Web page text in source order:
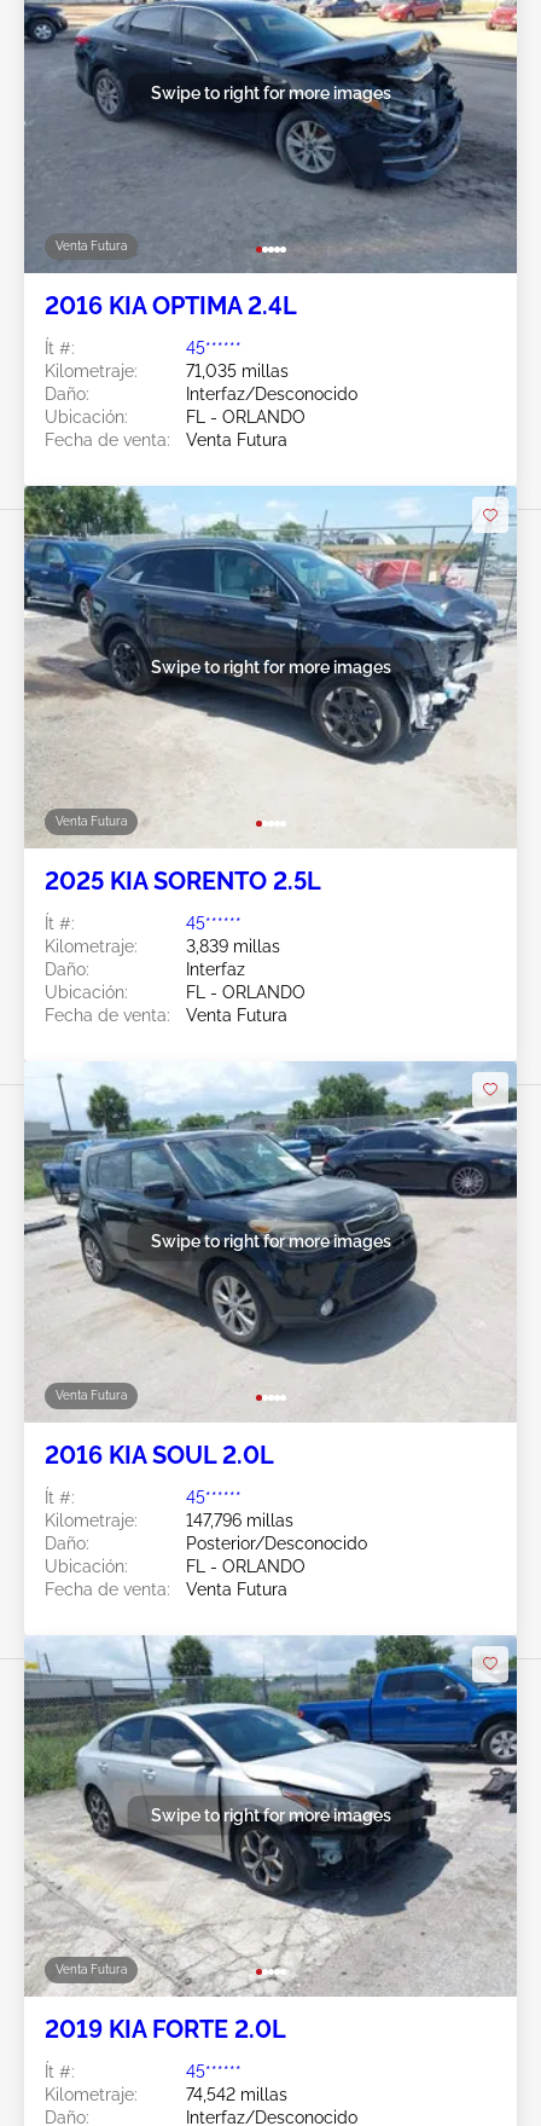
Venta Futura
Swipe to right for more images
2016 KIA OPTIMA 2.4L
Ít #:
45******
Kilometraje:
71,035 millas
Daño:
Interfaz/Desconocido
Ubicación:
FL - ORLANDO
Fecha de venta:
Venta Futura
Venta Futura
Swipe to right for more images
2025 KIA SORENTO 2.5L
Ít #:
45******
Kilometraje:
3,839 millas
Daño:
Interfaz
Ubicación:
FL - ORLANDO
Fecha de venta:
Venta Futura
Venta Futura
Swipe to right for more images
2016 KIA SOUL 2.0L
Ít #:
45******
Kilometraje:
147,796 millas
Daño:
Posterior/Desconocido
Ubicación:
FL - ORLANDO
Fecha de venta:
Venta Futura
Venta Futura
Swipe to right for more images
2019 KIA FORTE 2.0L
Ít #:
45******
Kilometraje:
74,542 millas
Daño:
Interfaz/Desconocido